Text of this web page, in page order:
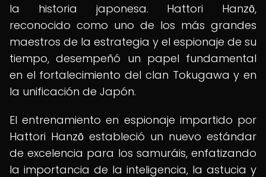
la historia japonesa. Hattori Hanzō,
reconocido como uno de los más grandes
maestros de la estrategia y el espionaje de su
tiempo, desempeñó un papel fundamental
en el fortalecimiento del clan Tokugawa y en
la unificación de Japón.
El entrenamiento en espionaje impartido por
Hattori Hanzō estableció un nuevo estándar
de excelencia para los samuráis, enfatizando
la importancia de la inteligencia, la astucia y